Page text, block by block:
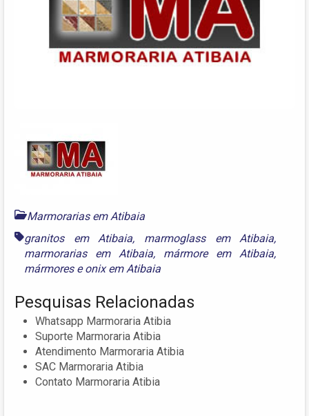
Marmorarias em Atibaia
granitos em Atibaia, marmoglass em Atibaia,
marmorarias em Atibaia, mármore em Atibaia,
mármoreseonix em Atibaia
Pesquisas Relacionadas
Whatsapp Marmoraria Atibia
Suporte Marmoraria Atibia
Atendimento Marmoraria Atibia
SAC Marmoraria Atibia
Contato Marmoraria Atibia